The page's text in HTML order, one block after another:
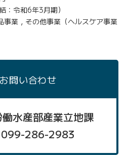
令和6年3月期）
業，その他事業（ヘルスケア事業
問い合わせ
水産部産業立地課
099-286-2983